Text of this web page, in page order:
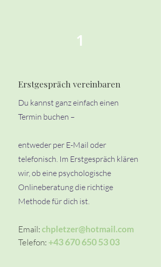
1
Erstgespräch vereinbaren
Du kannst ganz einfach einen
Termin buchen –
entweder per E-Mail oder
telefonisch. Im Erstgespräch klären
wir, ob eine psychologische
Onlineberatung die richtige
Methode für dich ist.
Email:chpletzer@hotmail.com
Telefon: +43 670 650 53 03